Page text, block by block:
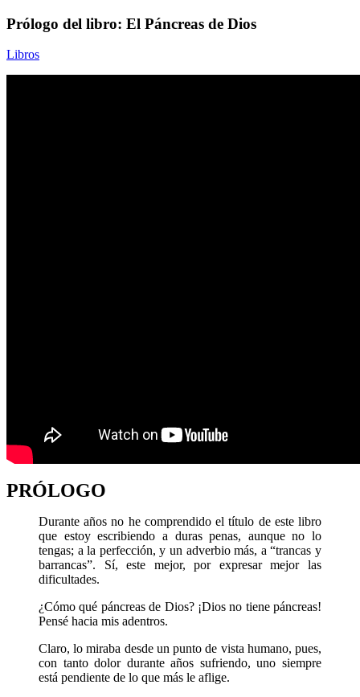
Prólogo del libro: El Páncreas de Dios
Libros
PRÓLOGO
Durante años no he comprendido el título de este libro
que estoy escribiendo a duras penas, aunque no lo
tengas; a la perfección, y un adverbio más, a “trancas y
barrancas”. Sí, este mejor, por expresar mejor las
dificultades.
¿Cómo qué páncreas de Dios? ¡Dios no tiene páncreas!
Pensé hacia mis adentros.
Claro, lo miraba desde un punto de vista humano, pues,
con tanto dolor durante años sufriendo, uno siempre
está pendiente de lo que más le aflige.